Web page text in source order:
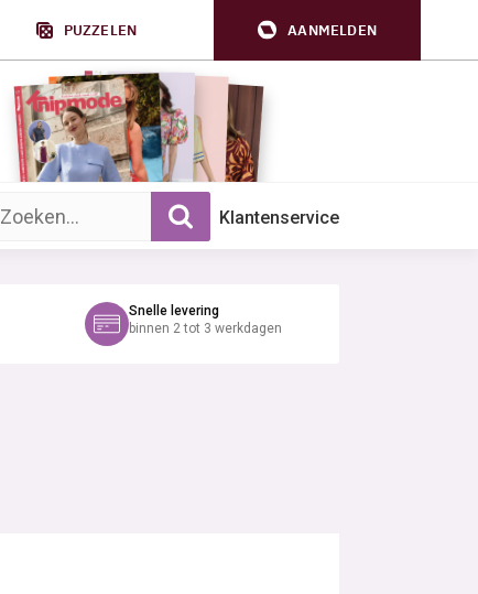
PUZZELEN AANMELDEN
Zoek op trefwoord: Klantenservice
Snelle levering
binnen 2 tot 3 werkdagen